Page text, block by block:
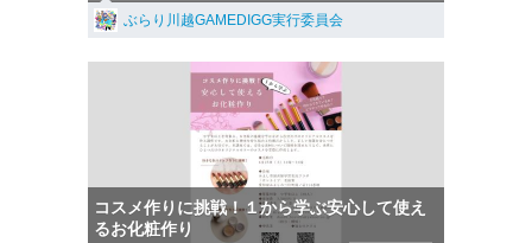
ぶらり川越GAMEDIGG実行委員会
コスメ作りに挑戦！１から学ぶ安心して使え
るお化粧作り